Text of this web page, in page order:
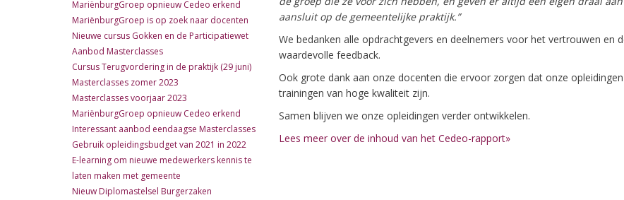
MariënburgGroep opnieuw Cedeo erkend
MariënburgGroep is op zoek naar docenten
Nieuwe cursus Gokken en de Participatiewet
Aanbod Masterclasses
Cursus Terugvordering in de praktijk (29 juni)
Masterclasses zomer 2023
Masterclasses voorjaar 2023
MariënburgGroep opnieuw Cedeo erkend
Interessant aanbod eendaagse Masterclasses
Gebruik opleidingsbudget van 2021 in 2022
E-learning om nieuwe medewerkers kennis te
laten maken met gemeente
Nieuw Diplomastelsel Burgerzaken
aansluit op de gemeentelijke praktijk.”
We bedanken alle opdrachtgevers en deelnemers voor het vertrouwen en
waardevolle feedback.
Ook grote dank aan onze docenten die ervoor zorgen dat onze
trainingen van hoge kwaliteit zijn.
Samen blijven we onze opleidingen verder ontwikkelen.
Lees meer over de inhoud van het Cedeo-rapport»